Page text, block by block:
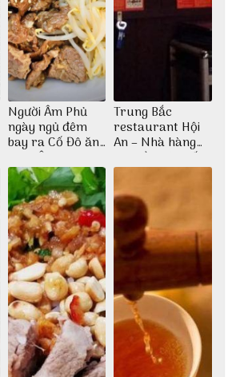
Người Âm Phủ
ngày ngủ đêm
bay ra Cố Đô ăn
Cơm Âm Phủ
Huế
Trung Bắc
restaurant Hội
An – Nhà hàng
cao lầu có thiết
kế vô cùng ấn
tượng giữa lòng
phố Hội